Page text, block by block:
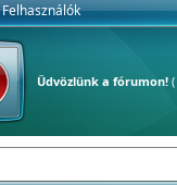
Felhasználók
Üdvözlünk a fórumon!(